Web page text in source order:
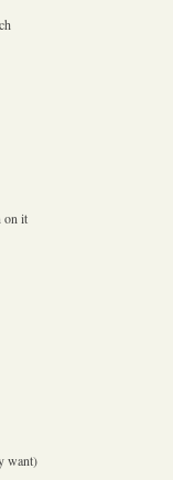
on it
want)